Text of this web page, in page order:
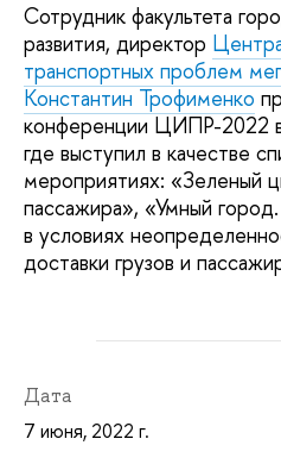
Сотрудник факультета
развития, директор
транспортных проблем
Константин Трофименко
конференции ЦИПР-2022
где выступил в качестве
мероприятиях: «Зеленый
пассажира», «Умный
в условиях
доставки грузов и
Дата
7 июня, 2022 г.